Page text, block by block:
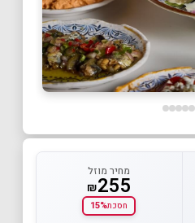
מחיר מוזל
₪255
חסכת15%